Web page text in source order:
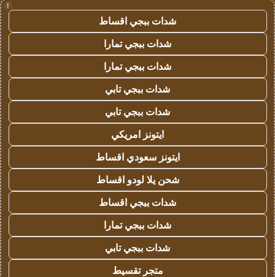
!
شدات ببجي اقساط
شدات ببجي تمارا
شدات ببجي تمارا
شدات ببجي تابي
شدات ببجي تابي
ايتونز امريكي
ايتونز سعودي اقساط
شحن يلا لودو اقساط
شدات ببجي اقساط
شدات ببجي تمارا
شدات ببجي تابي
متجر تقسيط